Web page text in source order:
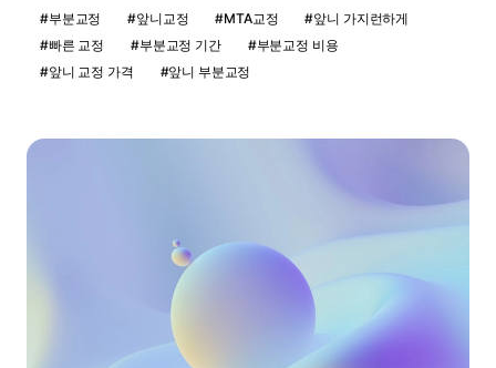
#부분교정 #앞니교정 #MTA교정 #앞니 가지런하게
#빠른 교정 #부분교정 기간 #부분교정 비용
#앞니 교정 가격 #앞니 부분교정